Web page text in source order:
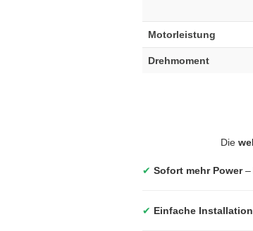
Motorleistung
Drehmoment
Die
✔ Sofort mehr Power–
✔ Einfache Installation